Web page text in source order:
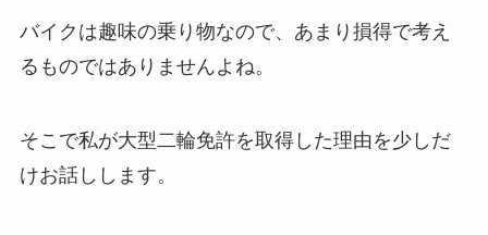
バイクは趣味の乗り物なので、あまり損得で考え
るものではありませんよね。
そこで私が大型二輪免許を取得した理由を少しだ
けお話しします。